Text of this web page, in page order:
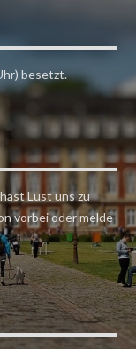
besetzt.
Lust uns zu
vorbei oder melde